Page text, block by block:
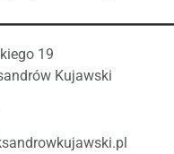
19
Kujawski